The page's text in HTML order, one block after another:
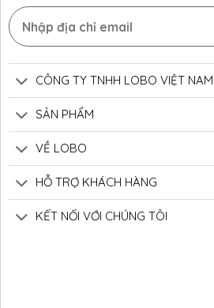
CÔNG TY TNHH LOBO VIỆT NAM
SẢN PHẨM
VỀ LOBO
HỖ TRỢ KHÁCH HÀNG
KẾT NỐI VỚI CHÚNG TÔI